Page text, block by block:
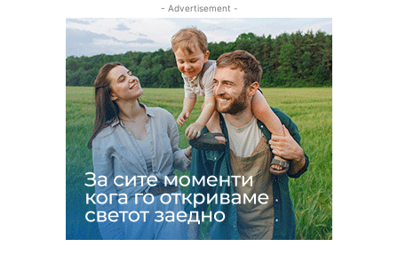
- Advertisement -